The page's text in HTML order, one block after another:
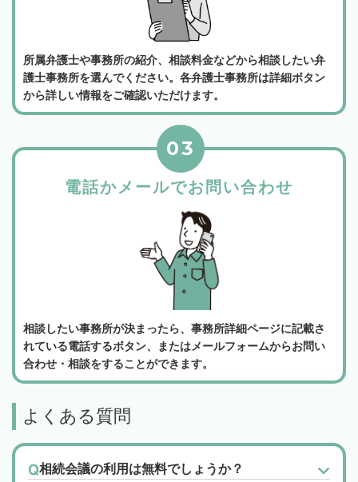
所属弁護士や事務所の紹介、相談料金などから相談したい弁
護士事務所を選んでください。各弁護士事務所は詳細ボタン
から詳しい情報をご確認いただけます。
電話かメールでお問い合わせ
03
相談したい事務所が決まったら、事務所詳細ページに記載さ
れている電話するボタン、またはメールフォームからお問い
合わせ・相談をすることができます。
よくある質問
相続会議の利用は無料でしょうか？